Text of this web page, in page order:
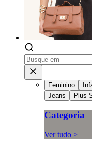
Feminino
Jeans
Plus
Categoria
Ver tudo >